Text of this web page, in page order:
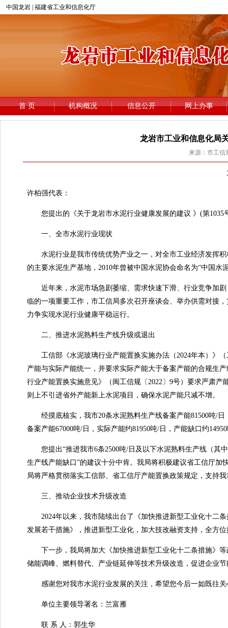
龙岩市工业和信息化局
来源：市工信
龙
许柏强代表：
您提出的《关于龙岩市水泥行业健康发展的建议 》(第1035
一、全市水泥行业现状
水泥行业是我市传统优势产业之一，对全市工业经济发挥积
的主要水泥生产基地，2010年曾被中国水泥协会命名为“中国水
近年来，水泥市场急剧萎缩、需求快速下滑、行业竞争加剧
临的一项重要工作，市工信局多次召开座谈会、举办供需对接
力争实现水泥行业健康平稳运行。
二、推进水泥熟料生产线升级或退出
工信部《水泥玻璃行业产能置换实施办法（2024年本）》（
产能与实际产能统一，并要求实际产能大于备案产能的合规生
行业产能置换实施意见》（闽工信规〔2022〕9号）要求严肃
则上不引进省外产能新上水泥项目，确保水泥产能只减不增。
经摸底核实，我市20条水泥熟料生产线备案产能81500吨/日
备案产能67000吨/日，实际产能约81950吨/日，产能缺口约
您提出“推进我市6条2500吨/日及以下水泥熟料生产线（其中
生产线产能缺口”的建议十分中肯。我局将积极建议省工信厅
局将严格贯彻落实工信部、省工信厅产能置换政策规定，支持
三、推动企业技术升级改造
2024年以来，我市陆续出台了《加快推进新型工业化十二条
发展若干措施》，推进新型工业化，加大技改融资支持，全方
下一步，我局将加大《加快推进新型工业化十二条措施》等
储能调峰、燃料替代、产业链延伸等技术升级改造，促进企业
感谢您对我市水泥行业发展的关注，希望您今后一如既往关
单位主要领导署名：兰富雁
联 系 人：郭生华